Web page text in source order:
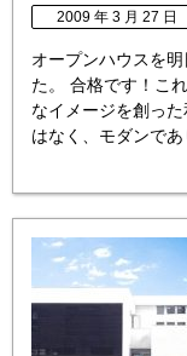
2009 年 3 月 27 日
オープンハウスを
た。 合格です！こ
なイメージを創っ
はなく、モダンで